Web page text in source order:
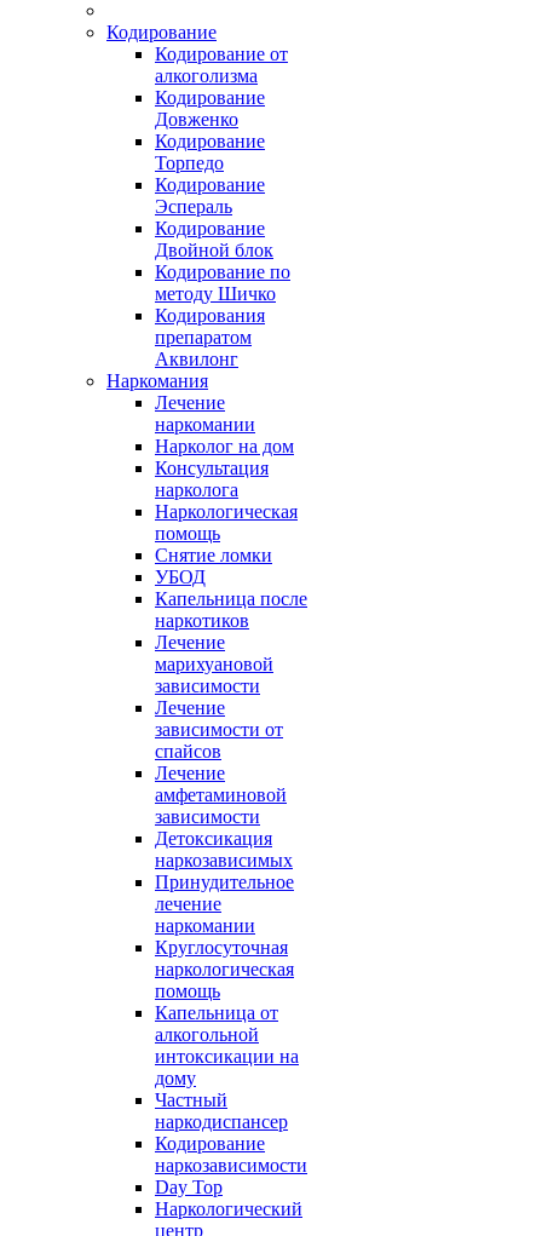
Кодирование
Кодирование от
алкоголизма
Кодирование
Довженко
Кодирование
Торпедо
Кодирование
Эспераль
Кодирование
Двойной блок
Кодирование по
методу Шичко
Кодирования
препаратом
Аквилонг
Наркомания
Лечение
наркомании
Нарколог на дом
Консультация
нарколога
Наркологическая
помощь
Снятие ломки
УБОД
Капельница после
наркотиков
Лечение
марихуановой
зависимости
Лечение
зависимости от
спайсов
Лечение
амфетаминовой
зависимости
Детоксикация
наркозависимых
Принудительное
лечение
наркомании
Круглосуточная
наркологическая
помощь
Капельница от
алкогольной
интоксикации на
дому
Частный
наркодиспансер
Кодирование
наркозависимости
Day Top
Наркологический
центр